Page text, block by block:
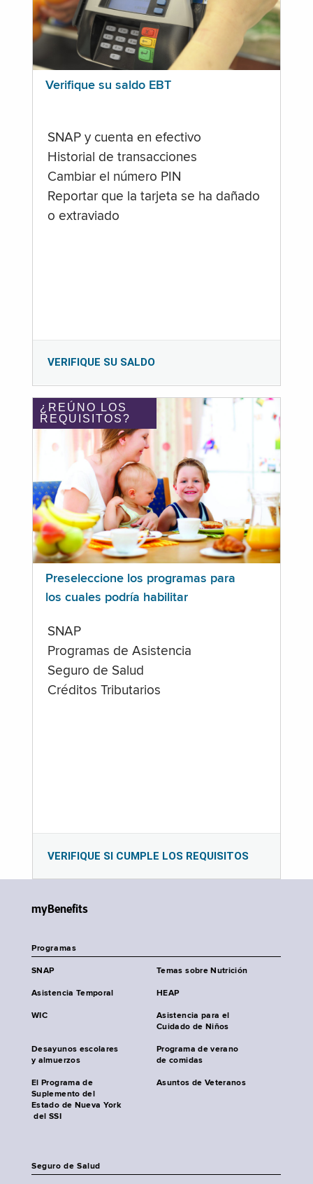
Verifique su saldo EBT
SNAP y cuenta en efectivo
Historial de transacciones
Cambiar el número PIN
Reportar que la tarjeta se ha dañado
o extraviado
VERIFIQUE SU SALDO
¿REÚNO LOS
REQUISITOS?
Preseleccione los programas para
los cuales podría habilitar
SNAP
Programas de Asistencia
Seguro de Salud
Créditos Tributarios
VERIFIQUE SI CUMPLE LOS REQUISITOS
myBenefits
Programas
SNAP Temas sobre Nutrición
Asistencia Temporal HEAP
WIC
Asistencia para el
Cuidado de Niños
Desayunos escolares
y almuerzos
Programa de verano
de comidas
El Programa de
Suplemento del
Estado de Nueva York
del SSI
Asuntos de Veteranos
Seguro de Salud